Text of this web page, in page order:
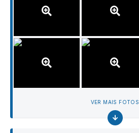
VER MAIS FOTOS